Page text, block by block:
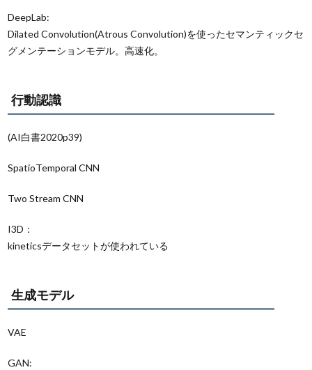
DeepLab:
Dilated Convolution(Atrous Convolution)を使ったセマンティックセ
グメンテーションモデル。高速化。
行動認識
(AI白書2020p39)
SpatioTemporal CNN
Two Stream CNN
I3D：
kineticsデータセットが使われている
生成モデル
VAE
GAN: